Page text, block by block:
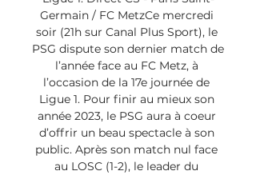
Germain / FC MetzCe mercredi
soir (21h sur Canal Plus Sport), le
PSG dispute son dernier match de
l’année face au FC Metz, à
l’occasion de la 17e journée de
Ligue 1. Pour finir au mieux son
année 2023, le PSG aura à coeur
d’offrir un beau spectacle à son
public. Après son match nul face
au LOSC (1-2), le leader du